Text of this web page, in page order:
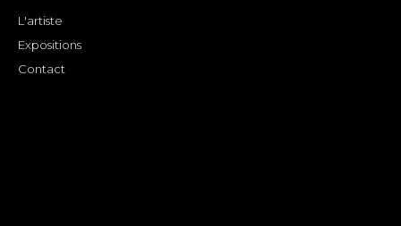
L'artiste
Expositions
Contact